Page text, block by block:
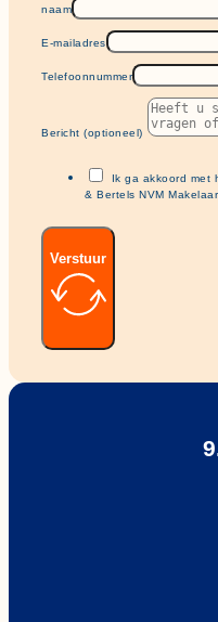
naam
E-mailadres
Telefoonnummer
Bericht (optioneel)
Ik ga akkoord met
& Bertels NVM
Verstuur